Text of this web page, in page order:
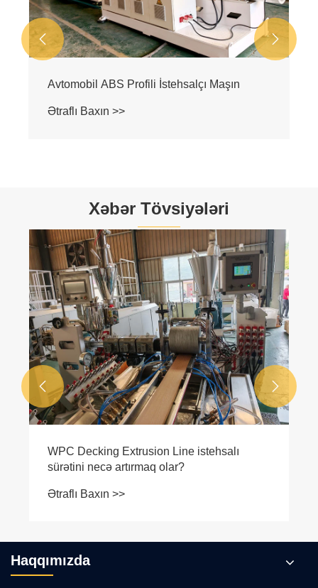
 
Xəbər Tövsiyələri
Yongte, Afrikalı Müştəri üçün Xüsusi Plastik
Təkrar Emal edilən İki Vidalı Ekstruderin
Zavod Qəbul Testini Tamamladı
Ətraflı Baxın >>
 
Haqqımızda